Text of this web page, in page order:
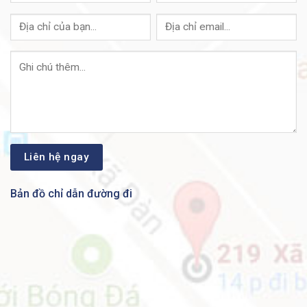
dụng 24 giờ một ngày, 7 ngày một tuần là rất quan
trọng, bạn cần cung cấp tính liên tục cho hoạt động kinh
doanh và đảm bảo rằng nhân viên luôn có thể truy cập
vào dữ liệu và tài nguyên họ cần. Thiết bị chuyển mạch
Bảo mật mạnh mẽ
Thiết bị chuyển mạch Cisco Catalyst 1300 Series cung
cấp các tính năng bảo mật nâng cao mà bạn cần để bảo
Hỗ trợ các ứng dụng bảo mật mạng nâng cao như
IEEE 802.1X và bảo mật cổng giới hạn chặt chẽ
quyền truy cập vào các phân đoạn cụ thể trong mạng
Bản đồ chỉ dẫn đường đi